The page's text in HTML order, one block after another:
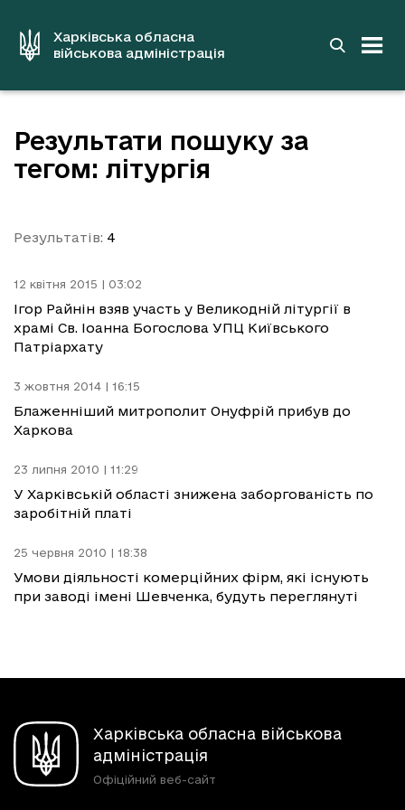
вмістуХарківська обласна
військова адміністрація
Результати пошуку за
тегом: літургія
Результатів: 4
12 квітня 2015 | 03:02
Ігор Райнін взяв участь у Великодній літургії в
храмі Св. Іоанна Богослова УПЦ Київського
Патріархату
3 жовтня 2014 | 16:15
Блаженніший митрополит Онуфрій прибув до
Харкова
23 липня 2010 | 11:29
У Харківській області знижена заборгованість по
заробітній платі
25 червня 2010 | 18:38
Умови діяльності комерційних фірм, які існують
при заводі імені Шевченка, будуть переглянуті
Харківська обласна військова
адміністрація
Офіційний веб-сайт